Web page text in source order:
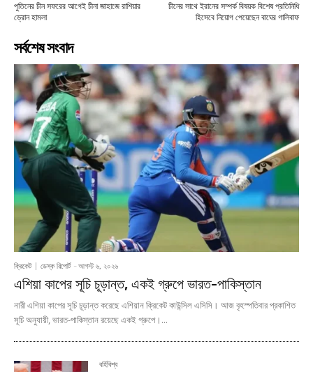
পুতিনের চীন সফরের আগেই চীনা জাহাজে রাশিয়ার
ড্রোন হামলা
চীনের সাথে ইরানের সম্পর্ক বিষয়ক বিশেষ প্রতিনিধি
হিসেবে নিয়োগ পেয়েছেন বাঘের গালিবাফ
সর্বশেষ সংবাদ
ক্রিকেট ডেস্ক রিপোর্ট - আগস্ট ৬, ২০২৬
এশিয়া কাপের সূচি চূড়ান্ত, একই গ্রুপে ভারত-পাকিস্তান
নারী এশিয়া কাপের সূচি চূড়ান্ত করেছে এশিয়ান ক্রিকেট কাউন্সিল এসিসি। আজ বৃহস্পতিবার প্রকাশিত
সূচি অনুযায়ী, ভারত-পাকিস্তান রয়েছে একই গ্রুপে।...
বর্হিবিশ্ব